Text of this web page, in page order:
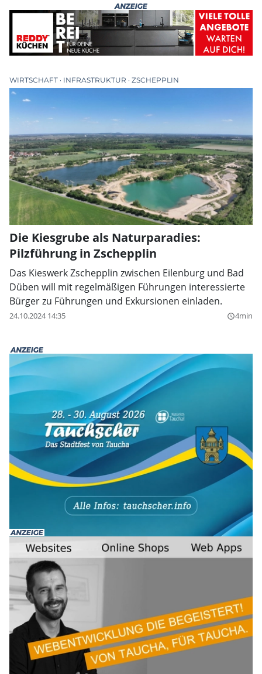
WIRTSCHAFT INFRASTRUKTUR ZSCHEPPLIN
Die Kiesgrube als Naturparadies:
Pilzführung in Zschepplin
Das Kieswerk Zschepplin zwischen Eilenburg und Bad
Düben will mit regelmäßigen Führungen interessierte
Bürger zu Führungen und Exkursionen einladen.
24.10.2024 14:35 query_builder4min